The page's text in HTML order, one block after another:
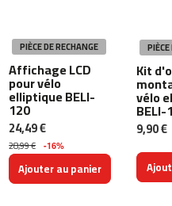
0
0
m
-
1
0
PIÈCE DE RECHANGE
Affichage LCD
pour vélo
elliptique BELI-
120
24,49 €
28,99 € -16%
Ajouter au panier
Kit
vélo
BELI-
9,90 €